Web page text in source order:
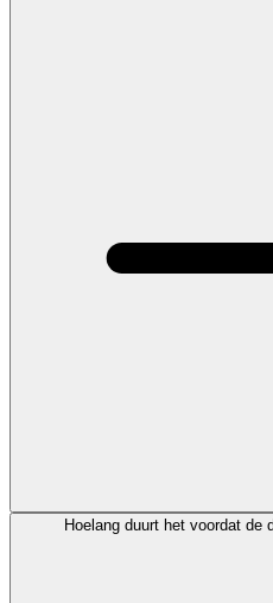
Hoelang duurt het voordat de